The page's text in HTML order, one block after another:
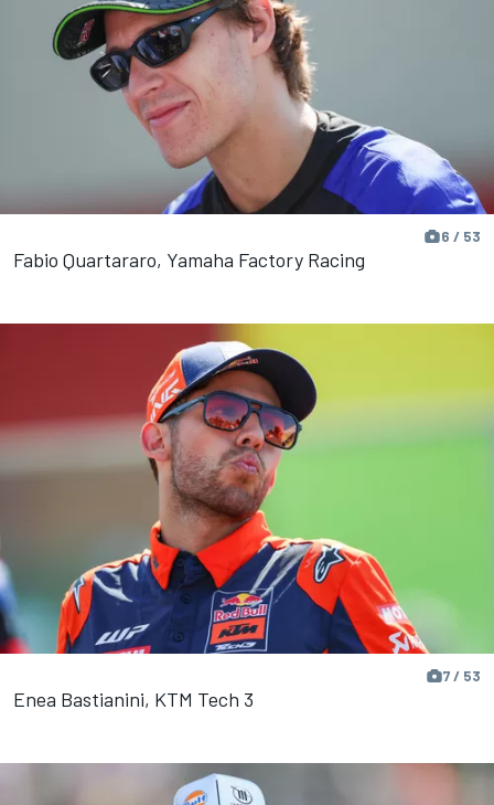
6 / 53
Fabio Quartararo, Yamaha Factory Racing
7 / 53
Enea Bastianini, KTM Tech 3